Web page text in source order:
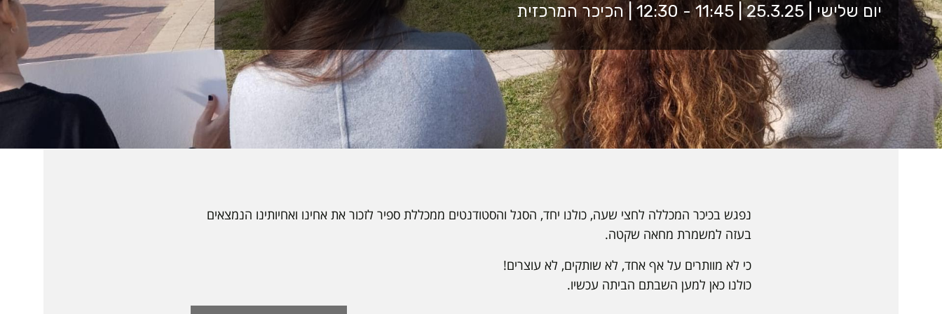
יום שלישי | 25.3.25 | 11:45 - 12:30 | הכיכר המרכזית
נפגש בכיכר המכללה לחצי שעה, כולנו יחד, הסגל והסטודנטים ממכללת ספיר לזכור את אחינו ואחיותינו הנמצאים
בעזה למשמרת מחאה שקטה.
כי לא מוותרים על אף אחד, לא שותקים, לא עוצרים!
כולנו כאן למען השבתם הביתה עכשיו.